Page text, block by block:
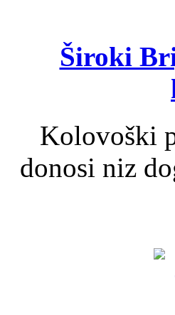
Široki
Kolovoški
donosi niz